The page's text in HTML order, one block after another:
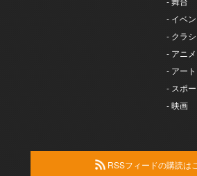
- イベ
- クラ
- アニ
- アート
- スポ
- 映画
RSSフィードの購読は